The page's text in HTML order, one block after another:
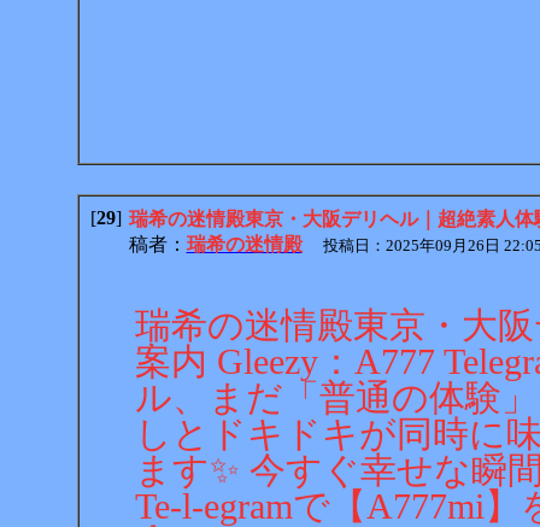
[29] 瑞希の迷情殿東京・大阪デリヘル｜超絶素人体
稿者： 瑞希の迷情殿 投稿日：2025年09月26日
瑞希の迷情殿東京・大
案内 Gleezy：A777
ル、まだ「普通の体験
しとドキドキが同時に
ます✨ 今すぐ幸せな瞬
Te-l-egramで【A777mi